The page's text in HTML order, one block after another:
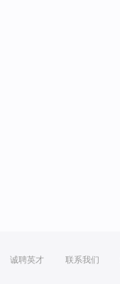
诚聘英才 联系我们